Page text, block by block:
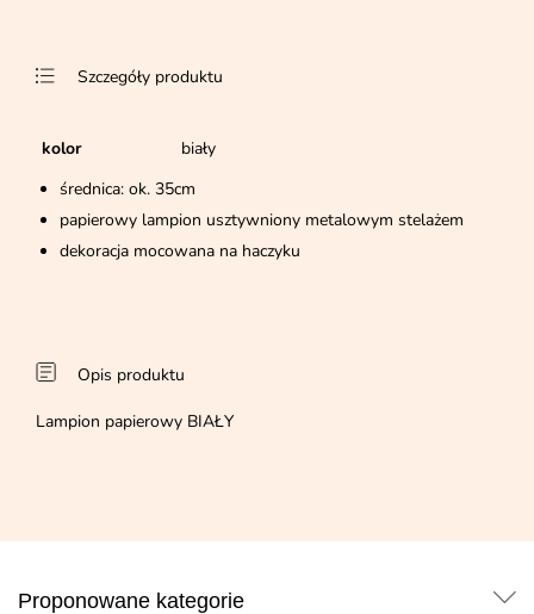
Szczegóły produktu
kolor
biały
średnica: ok. 35cm
papierowy lampion usztywniony metalowym stelażem
dekoracja mocowana na haczyku
Opis produktu
Lampion papierowy BIAŁY
Proponowane kategorie